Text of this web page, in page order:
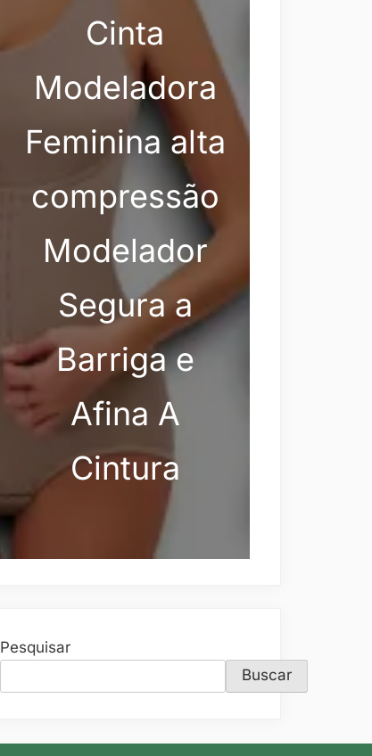
Cinta
Modeladora
Feminina alta
compressão
Modelador
Segura a
Barriga e
Afina A
Cintura
Pesquisar
Buscar